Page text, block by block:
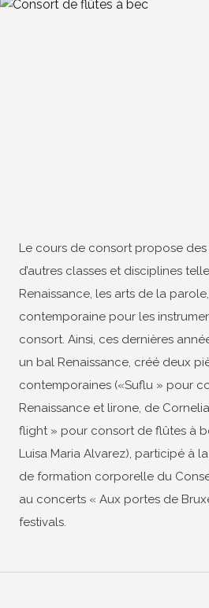
Le cours de consort propose
d’autres classes et disciplines
Renaissance, les arts de la
contemporaine pour les
consort. Ainsi, ces dernières
un bal Renaissance, créé deux
contemporaines («Suflu » pour
Renaissance et lirone, de
flight » pour consort de flûtes à
Luisa Maria Alvarez), participé à
de formation corporelle du
au concerts « Aux portes de
festivals.